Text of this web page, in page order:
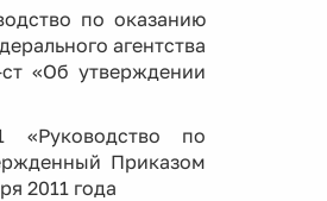
по оказанию
агентства
«Об утверждении
«Руководство по
Приказом
2011 года